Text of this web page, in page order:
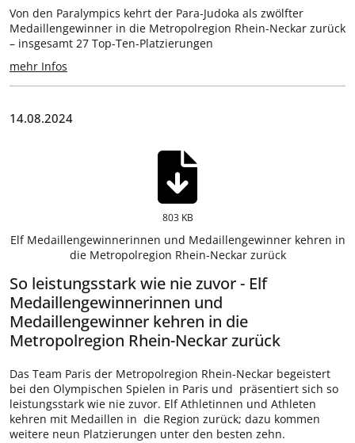
Von den Paralympics kehrt der Para-Judoka als zwölfter
Medaillengewinner in die Metropolregion Rhein-Neckar zurück
– insgesamt 27 Top-Ten-Platzierungen
mehr Infos
14.08.2024
803 KB
Elf Medaillengewinnerinnen und Medaillengewinner kehren in
die Metropolregion Rhein-Neckar zurück
So leistungsstark wie nie zuvor - Elf
Medaillengewinnerinnen und
Medaillengewinner kehren in die
Metropolregion Rhein-Neckar zurück
Das Team Paris der Metropolregion Rhein-Neckar begeistert
bei den Olympischen Spielen in Paris und präsentiert sich so
leistungsstark wie nie zuvor. Elf Athletinnen und Athleten
kehren mit Medaillen in die Region zurück; dazu kommen
weitere neun Platzierungen unter den besten zehn.